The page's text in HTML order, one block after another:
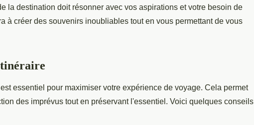
la destination doit résonner avec vos aspirations et votre besoin de
à créer des souvenirs inoubliables tout en vous permettant de vous
essentiel pour maximiser votre expérience de voyage. Cela permet
des imprévus tout en préservant l'essentiel. Voici quelques conseils